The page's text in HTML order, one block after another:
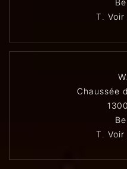
T. Voir
Chaussée
T. Voir